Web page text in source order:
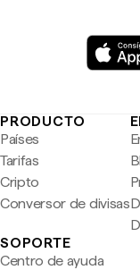
PRODUCTO
Países
Tarifas
Cripto
Conversor de divisas
SOPORTE
Centro de ayuda